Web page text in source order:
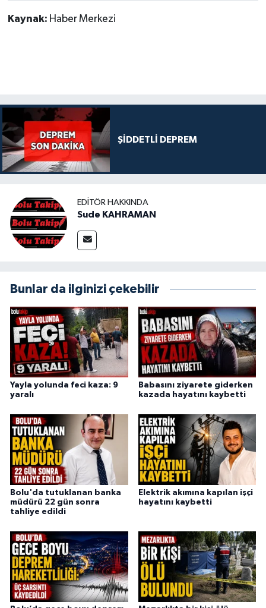
Kaynak: Haber Merkezi
ŞİDDETLİ DEPREM
EDITÖR HAKKINDA
Sude KAHRAMAN
Bunlar da ilginizi çekebilir
Yayla yolunda feci kaza: 9
yaralı
Babasını ziyarete giderken
kazada hayatını kaybetti
Bolu'da tutuklanan banka
müdürü 22 gün sonra
tahliye edildi
Elektrik akımına kapılan işçi
hayatını kaybetti